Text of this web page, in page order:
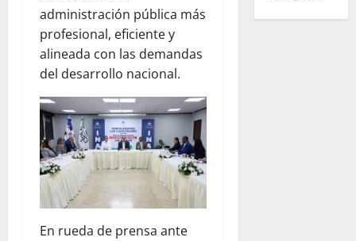
administración pública más
profesional, eficiente y
alineada con las demandas
del desarrollo nacional.
En rueda de prensa ante